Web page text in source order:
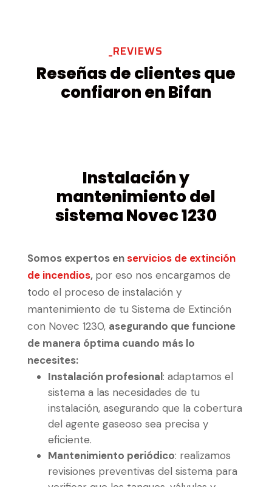
_REVIEWS
Reseñas de clientes que
confiaron en Bifan
Instalación y
mantenimiento del
sistema Novec 1230
Somos expertos enservicios de extinción
de incendios, por eso nos encargamos de
todo el proceso de instalación y
mantenimiento de tu Sistema de Extinción
con Novec 1230, asegurando que funcione
de manera óptima cuando más lo
necesites:
Instalación profesional: adaptamos el
sistema a las necesidades de tu
instalación, asegurando que la cobertura
del agente gaseoso sea precisa y
eficiente.
Mantenimiento periódico: realizamos
revisiones preventivas del sistema para